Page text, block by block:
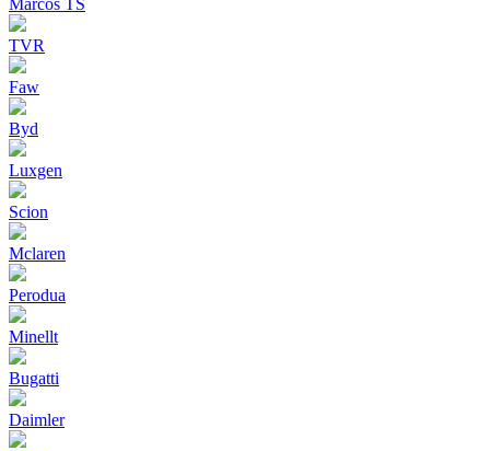
Marcos TS
TVR
Faw
Byd
Luxgen
Scion
Mclaren
Perodua
Minellt
Bugatti
Daimler